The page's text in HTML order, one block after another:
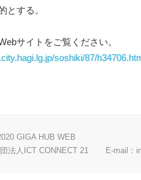
とする。
サイトをご覧ください。
soshiki/87/
GIGA HUB WEB
団法人ICT CONNECT 21 E-mail：